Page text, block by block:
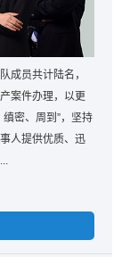
成员共计陆名，
案件办理，以更
密、周到”，坚持
人提供优质、迅